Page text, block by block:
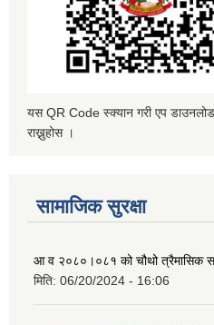
यस QR Code स्क्यान गरी एप
राख्नुहोस ।
सामाजिक सुरक्षा
आ व २०८०।०८१ को चौथो त्रैमासिक
मिति: 06/20/2024 - 16:06